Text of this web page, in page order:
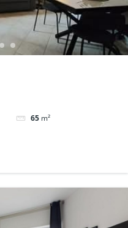
65 m²